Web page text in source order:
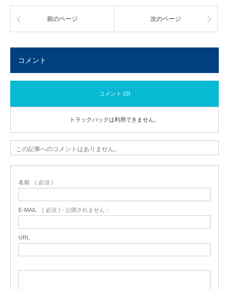
前のページ 次のページ
コメント
コメント (0)
トラックバックは利用できません。
この記事へのコメントはありません。
名前 ( 必須 )
E-MAIL ( 必須 ) - 公開されません -
URL